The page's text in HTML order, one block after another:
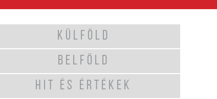
KÜLFÖLD
BELFÖLD
HIT ÉS ÉRTÉKEK